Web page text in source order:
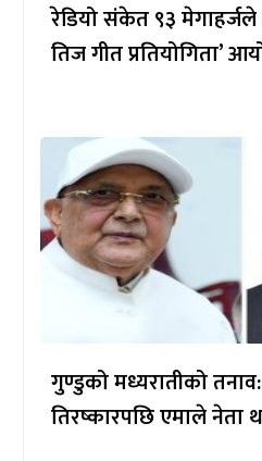
रेडियो संकेत ९३ मेगाहर्जले
तिज गीत प्रतियोगिता’
गुण्डुको मध्यरातीको
तिरष्कारपछि एमाले नेता